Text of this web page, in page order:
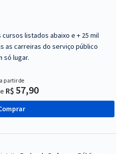
listados abaixo e + 25 mil
as carreiras do serviço público
só lugar.
a partir de
R$ 57,90